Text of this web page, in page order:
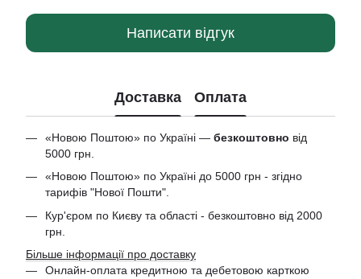
Написати відгук
Доставка Оплата
«Новою Поштою» по Україні — безкоштовно від
5000 грн.
«Новою Поштою» по Україні до 5000 грн - згідно
тарифів "Нової Пошти".
Кур'єром по Києву та області - безкоштовно від 2000
грн.
Більше інформації про доставку
Онлайн-оплата кредитною та дебетовою карткою